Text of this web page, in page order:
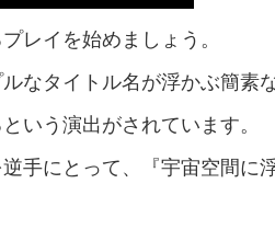
レイを始めましょう。
なタイトル名が浮かぶ簡素
いう演出がされています。
手にとって、『宇宙空間に